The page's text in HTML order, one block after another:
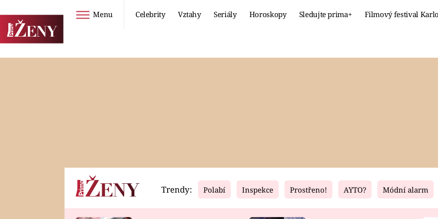
Menu Celebrity Vztahy Seriály Horoskopy Sledujte prima+ Filmový festival
Horoskopy Video Fresh Living
Trendy: Polabí Inspekce Prostřeno! AYTO? Módní alarm